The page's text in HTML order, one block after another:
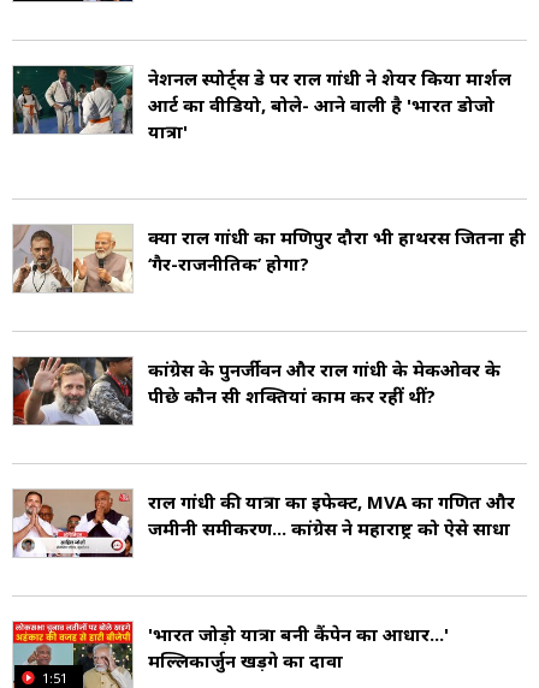
नेशनल स्पोर्ट्स डे पर राहुल गांधी ने शेयर किया मार्शल
आर्ट का वीडियो, बोले- आने वाली है 'भारत डोजो
यात्रा'
क्या राहुल गांधी का मणिपुर दौरा भी हाथरस जितना ही
‘गैर-राजनीतिक’ होगा?
कांग्रेस के पुनर्जीवन और राहुल गांधी के मेकओवर के
पीछे कौन सी शक्तियां काम कर रहीं थीं?
राहुल गांधी की यात्रा का इफेक्ट, MVA का गणित और
जमीनी समीकरण... कांग्रेस ने महाराष्ट्र को ऐसे साधा
1:51
'भारत जोड़ो यात्रा बनी कैंपेन का आधार...'
मल्लिकार्जुन खड़गे का दावा